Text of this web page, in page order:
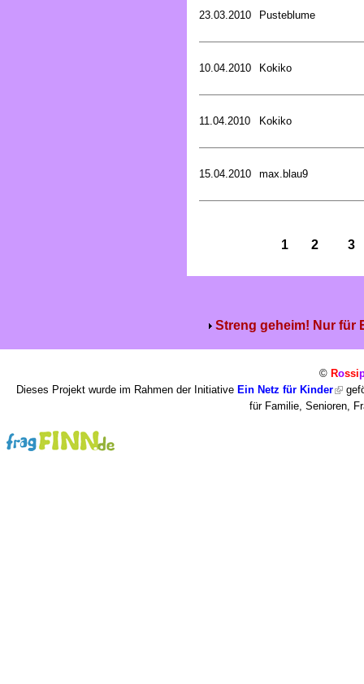
23.03.2010 Pusteblume
10.04.2010 Kokiko
11.04.2010 Kokiko
15.04.2010 max.blau9
1 2 3
Streng geheim! Nur für
© Rossi
Dieses Projekt wurde im Rahmen der Initiative Ein Netz für Kinder
für Familie, Senioren,